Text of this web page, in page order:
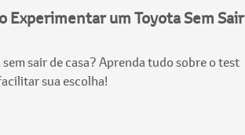
Experimentar um Toyota Sem Sair
sair de casa? Aprenda tudo sobre o test
sua escolha!